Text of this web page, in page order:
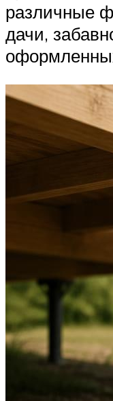
различные
дачи,